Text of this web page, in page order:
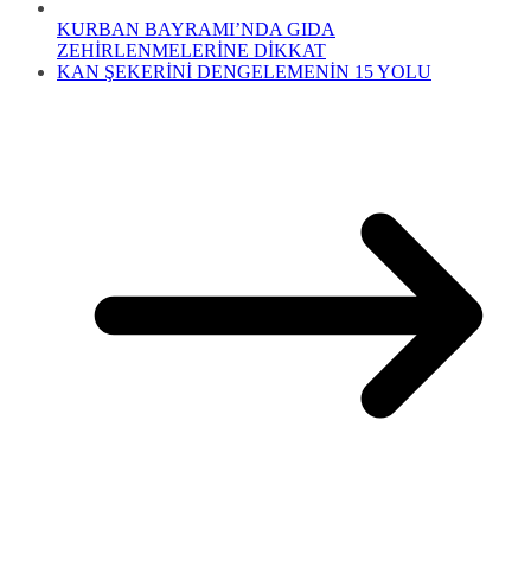
KURBAN BAYRAMI’NDA GIDA
ZEHİRLENMELERİNE DİKKAT
KAN ŞEKERİNİ DENGELEMENİN 15 YOLU